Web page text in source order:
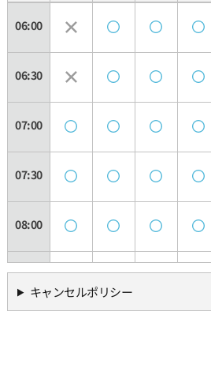
06:00
06:30
07:00
07:30
08:00
08:30
キャンセルポリシー